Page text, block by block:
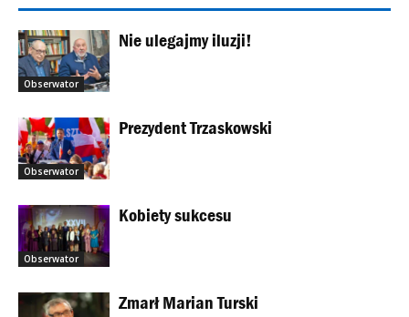
Obserwator
Nie ulegajmy iluzji!
Obserwator
Prezydent Trzaskowski
Obserwator
Kobiety sukcesu
Zmarł Marian Turski